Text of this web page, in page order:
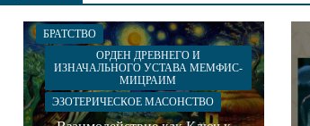
БРАТСТВО
ОРДЕН ДРЕВНЕГО И
ИЗНАЧАЛЬНОГО УСТАВА МЕМФИС-
МИЦРАИМ
ЭЗОТЕРИЧЕСКОЕ МАСОНСТВО